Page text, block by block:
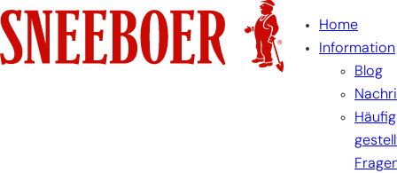
Skip
to
content
Home
Information
Blog
Häufig